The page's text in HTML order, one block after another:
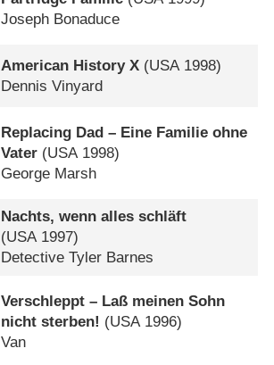
Joseph Bonaduce
American History X (USA1998)
Dennis Vinyard
Replacing Dad – Eine Familie ohne
Vater (USA 1998)
George Marsh
Nachts, wenn alles schläft
(USA1997)
Detective Tyler Barnes
Verschleppt – Laß meinen Sohn
nicht sterben! (USA 1996)
Van